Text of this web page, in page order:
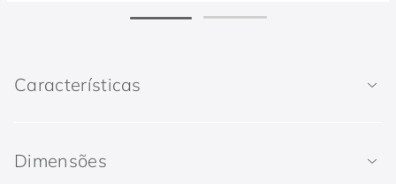
Características
Dimensões